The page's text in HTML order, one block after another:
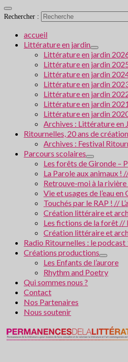
Rechercher :
accueil
Littérature en jardin
Littérature en jardin
Littérature en jardin
Littérature en jardin
Littérature en jardin
Littérature en jardin
Littérature en jardin 2021
Littérature en jardin
Archives : Littérature en
Ritournelles, 20 ans de
Archives : Festival
Parcours scolaires
Les forêts de Gironde –
La Parole aux animaux !
Retrouve-moi à la
Vie et usages de l’eau
Touchés par le RAP ! //
Création littéraire et
Les fictions de la forêt //
Création littéraire et
Radio Ritournelles : le
Créations productions
Les Enfants de l’aurore
Rhythm and Poetry
Qui sommes nous ?
Contact
Nos Partenaires
Nous soutenir